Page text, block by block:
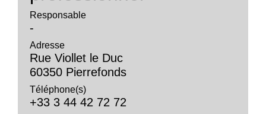
Responsable
-
Adresse
Rue Viollet le Duc
60350 Pierrefonds
Téléphone(s)
+33 3 44 42 72 72